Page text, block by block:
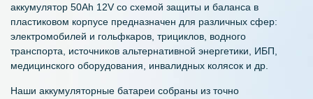
аккумулятор 50Ah 12V со схемой защиты и баланса в
пластиковом корпусе предназначен для различных сфер:
электромобилей и гольфкаров, трициклов, водного
транспорта, источников альтернативной энергетики, ИБП,
медицинского оборудования, инвалидных колясок и др.
Наши аккумуляторные батареи собраны из точно